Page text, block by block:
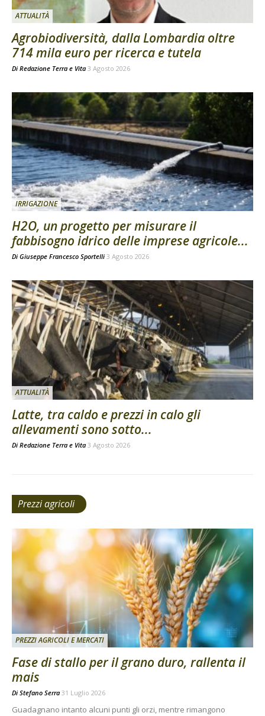
ATTUALITÀ
Agrobiodiversità, dalla Lombardia oltre
714 mila euro per ricerca e tutela
Di Redazione Terra e Vita 3 Agosto 2026
IRRIGAZIONE
H2O, un progetto per misurare il
fabbisogno idrico delle imprese agricole...
Di Giuseppe Francesco Sportelli 3 Agosto 2026
ATTUALITÀ
Latte, tra caldo e prezzi in calo gli
allevamenti sono sotto...
Di Redazione Terra e Vita 3 Agosto 2026
Prezzi agricoli
PREZZI AGRICOLI E MERCATI
Fase di stallo per il grano duro, rallenta il
mais
Di Stefano Serra 31 Luglio 2026
Guadagnano intanto alcuni punti gli orzi, mentre rimangono